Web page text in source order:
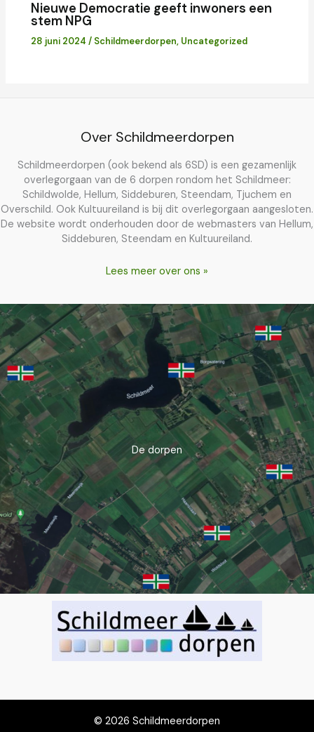
Nieuwe Democratie geeft inwoners een
stem NPG
28 juni 2024/ Schildmeerdorpen, Uncategorized
Over Schildmeerdorpen
Schildmeerdorpen (ook bekend als 6SD) is een gezamenlijk
overlegorgaan van de 6 dorpen rondom het Schildmeer:
Schildwolde, Hellum, Siddeburen, Steendam, Tjuchem en
Overschild. Ook Kultuureiland is bij dit overlegorgaan aangesloten.
De website wordt onderhouden door de webmasters van Hellum,
Siddeburen, Steendam en Kultuureiland.
Lees meer over ons »
De dorpen
© 2026 Schildmeerdorpen